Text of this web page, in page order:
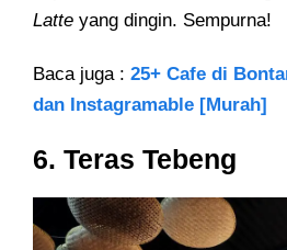
Latte yang dingin. Sempurna!
Baca juga : 25+ Cafe di
dan Instagramable [Murah]
6. Teras Tebeng